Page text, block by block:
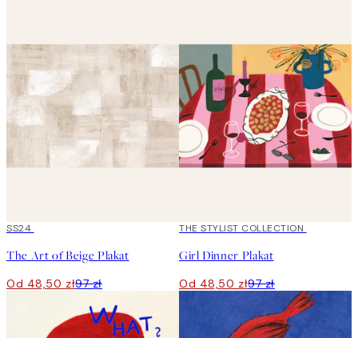
50%*
SS24
The Art of Beige Plakat
Od 48,50 zł97 zł
50%*
THE STYLIST COLLECTION
Girl Dinner Plakat
Od 48,50 zł97 zł